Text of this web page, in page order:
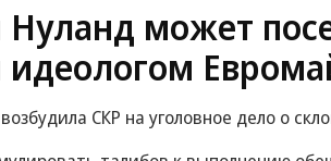
может
идеологом
СКР на уголовное дело о